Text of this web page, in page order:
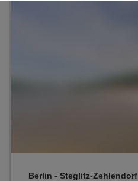
Berlin - Steglitz-Zehlendorf